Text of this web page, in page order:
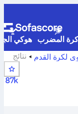
المضرب
هوكي
لكرة القدم
نتائج
87k